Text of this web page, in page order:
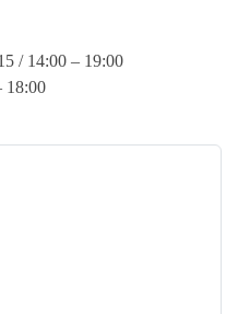
/ 14:00 – 19:00
18:00